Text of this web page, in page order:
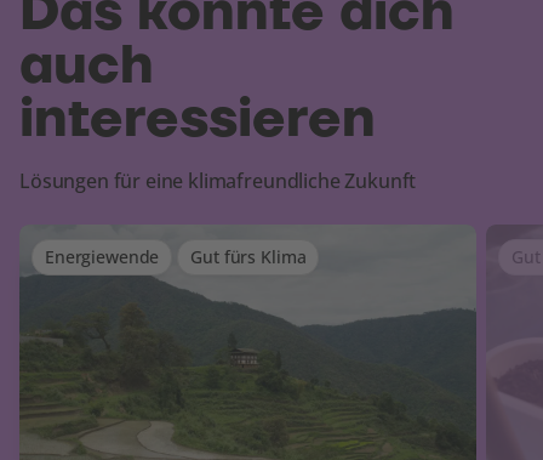
auch
interessieren
Lösungen für eine klimafreundliche Zukunft
Energiewende Gut fürs Klima